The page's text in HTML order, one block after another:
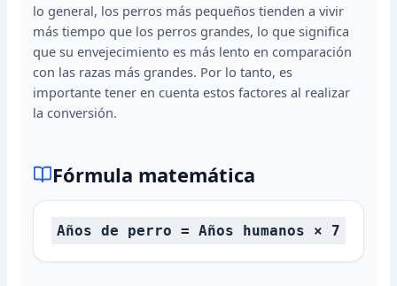
lo general, los perros más pequeños tienden a vivir
más tiempo que los perros grandes, lo que significa
que su envejecimiento es más lento en comparación
con las razas más grandes. Por lo tanto, es
importante tener en cuenta estos factores al realizar
la conversión.
Fórmula matemática
Años de perro = Años humanos × 7